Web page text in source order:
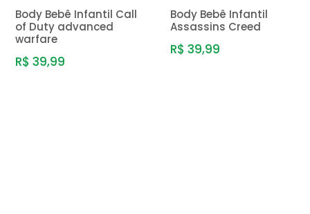
Body Bebê Infantil Call
of Duty advanced
warfare
R$ 39,99
Body Bebê Infantil
Assassins Creed
R$ 39,99